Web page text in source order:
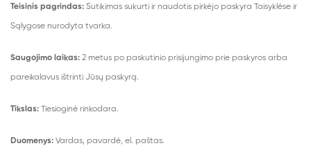
Teisinis pagrindas: Sutikimas sukurti ir naudotis pirkėjo paskyra Taisyklėse ir
Sąlygose nurodyta tvarka.
Saugojimo laikas: 2 metus po paskutinio prisijungimo prie paskyros arba
pareikalavus ištrinti Jūsų paskyrą.
Tikslas: Tiesioginė rinkodara.
Duomenys: Vardas, pavardė, el. paštas.